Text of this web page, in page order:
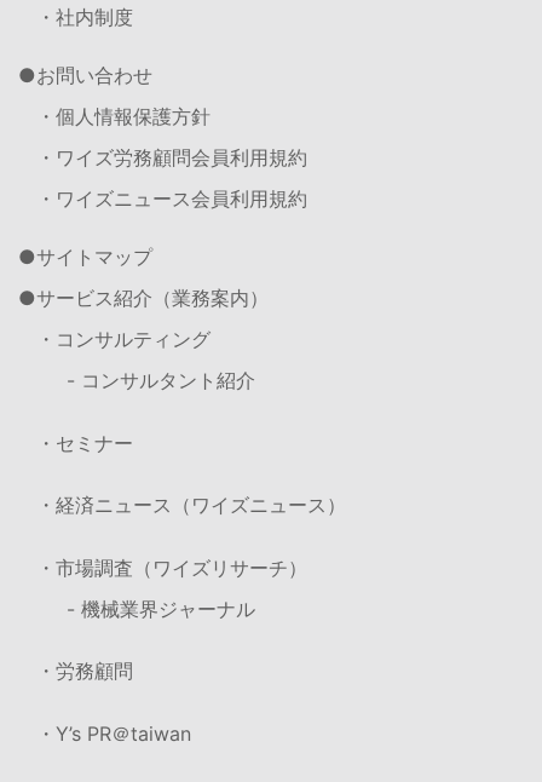
・社内制度
お問い合わせ
・個人情報保護方針
・ワイズ労務顧問会員利用規約
・ワイズニュース会員利用規約
サイトマップ
サービス紹介（業務案内）
・コンサルティング
- コンサルタント紹介
・セミナー
・経済ニュース（ワイズニュース）
・市場調査（ワイズリサーチ）
- 機械業界ジャーナル
・労務顧問
・Y’s PR＠taiwan